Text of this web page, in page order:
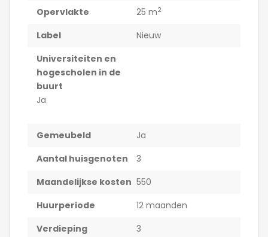
Opervlakte
25 m2
Label
Nieuw
Universiteiten en
hogescholen in de
buurt
Ja
Gemeubeld
Ja
Aantal huisgenoten
3
Maandelijkse kosten 550
Huurperiode
12 maanden
Verdieping
3